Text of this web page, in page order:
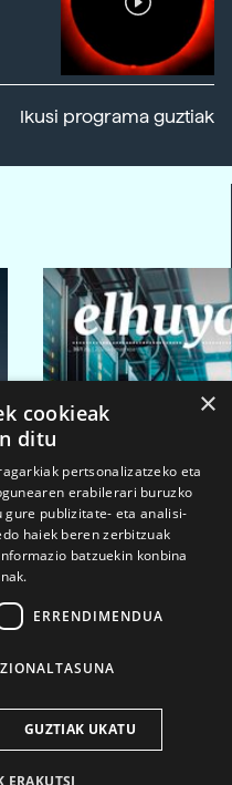
Ikusi programa guztiak
2026ko mar. 1a
×
cookieak
ditu
pertsonalizatzeko eta
erabilerari buruzko
publizitate- eta analisi-
haiek beren zerbitzuak
batzuekin konbina
ERRENDIMENDUA
GUZTIAK UKATU
ERAKUTSI